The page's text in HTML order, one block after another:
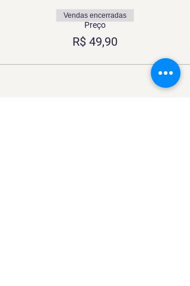
Preço
R$ 49,90
Vendas encerradas